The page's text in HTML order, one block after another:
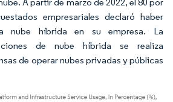
empresariales declaró haber
nube híbrida en su empresa. La
de nube híbrida se realiza
de operar nubes privadas y públicas